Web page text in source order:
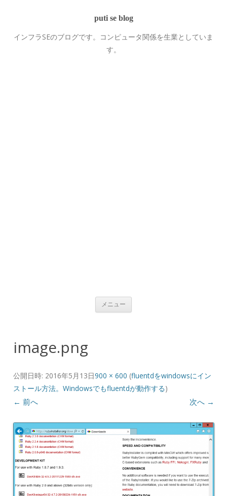
puti se blog
インフラSEのブログです。コンピュータ関係を生業としていま
す。
メニュー コンテンツへ移動
image.png
公開日時: 2016年5月13日900 × 600 (fluentdをwindowsにイン
ストール方法。Windowsでもfluentdが動作する)
← 前へ 次へ →